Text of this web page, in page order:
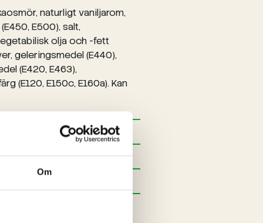
Om
naturligt vaniljarom,
(E450, E500), salt,
olja och -fett
geleringsmedel (E440),
(E420, E463),
(E120, E150c, E160a). Kan